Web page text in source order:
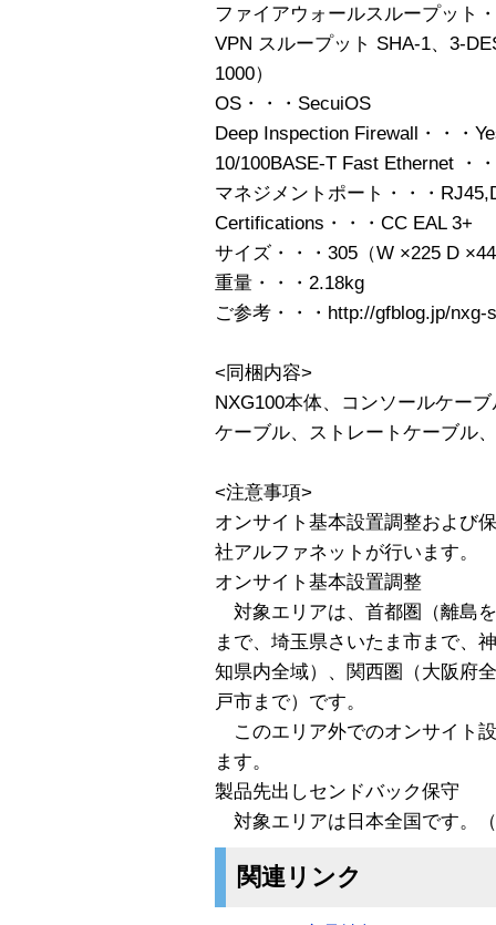
ファイアウォールスループット
VPN スループット SHA-1、3-
1000）
OS・・・SecuiOS
Deep Inspection Firewall・・・
10/100BASE-T Fast Ethernet ・
マネジメントポート・・・
Certifications・・・CC EAL 3+
サイズ・・・305（W ×225 D
重量・・・2.18kg
ご参考・・・http://gfblog.jp/nxg-
<同梱内容>
NXG100本体、コンソールケー
ケーブル、ストレートケーブル
<注意事項>
オンサイト基本設置調整および
社アルファネットが行います。
オンサイト基本設置調整
対象エリアは、首都圏（離島
まで、埼玉県さいたま市まで、
知県内全域）、関西圏（大阪府
戸市まで）です。
このエリア外でのオンサイト
ます。
製品先出しセンドバック保守
対象エリアは日本全国です。
関連リンク